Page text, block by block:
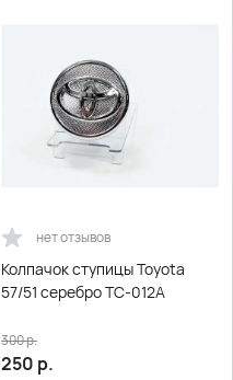
нет отзывов
Колпачок ступицы Toyota
57/51 серебро TC-012A
250 р.
300р.